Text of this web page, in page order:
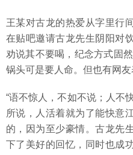
王某对古龙的热爱从字里行
在贴吧邀请古龙先生阴阳对
劝说其不要喝，纪念方式固
锅头可是要人命。但也有网友
“语不惊人，不如不说；人不
所说，人活着就为了能快意
的，因为至少豪情。古龙先
下了美好的回忆，同时也成